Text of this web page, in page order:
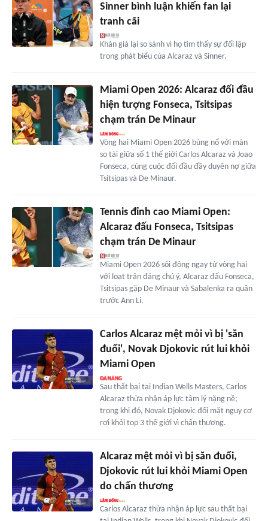
Sinner bình luận khiến fan lại
tranh cãi
Khán giả lại so sánh vì họ tìm thấy sự đối lập
trong phát biểu của Alcaraz và Sinner.
Miami Open 2026: Alcaraz đối đầu
hiện tượng Fonseca, Tsitsipas
chạm trán De Minaur
Vòng hai Miami Open 2026 bùng nổ với màn
so tài giữa số 1 thế giới Carlos Alcaraz và Joao
Fonseca, cùng cuộc đối đầu đầy duyên nợ giữa
Tsitsipas và De Minaur.
Tennis đỉnh cao Miami Open:
Alcaraz đấu Fonseca, Tsitsipas
chạm trán De Minaur
Miami Open 2026 sôi động ngay từ vòng hai
với loạt trận đáng chú ý, Alcaraz đấu Fonseca,
Tsitsipas gặp De Minaur và Sabalenka ra quân
trước Ann Li.
Carlos Alcaraz mệt mỏi vì bị 'săn
đuổi', Novak Djokovic rút lui khỏi
Miami Open
Sau thất bại tại Indian Wells Masters, Carlos
Alcaraz thừa nhận áp lực tâm lý nặng nề;
trong khi đó, Novak Djokovic đối mặt nguy cơ
rơi khỏi top 3 thế giới vì chấn thương.
Alcaraz mệt mỏi vì bị săn đuổi,
Djokovic rút lui khỏi Miami Open
do chấn thương
Carlos Alcaraz thừa nhận áp lực sau thất bại